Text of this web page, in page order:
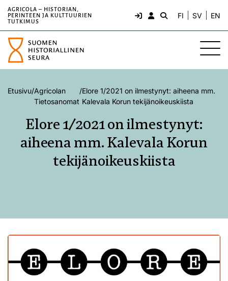
AGRICOLA – HISTORIAN,
PERINTEEN JA KULTTUURIEN
TUTKIMUS
FI SV EN
Etusivu/Agricolan
Tietosanomat
/Elore 1/2021 on ilmestynyt: aiheena mm.
Kalevala Korun tekijänoikeuskiista
Elore 1/2021 on ilmestynyt:
aiheena mm. Kalevala Korun
tekijänoikeuskiista